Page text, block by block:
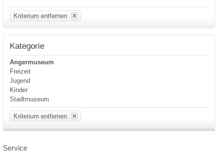
Kriterium entfernen
Kategorie
Angermuseum
Freizeit
Jugend
Kinder
Stadtmuseum
Kriterium entfernen
Service